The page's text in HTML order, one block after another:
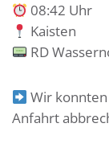
08:42 Uhr
Kaisten
RD
Wir
Anfahrt